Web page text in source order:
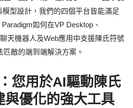
型設計，我們的四個平台皆能滿足
如何在VP Desktop、
天機器人及Web應用中支援陳氏符號
敵的端到端解決方案。
您用於AI驅動陳氏
與優化的強大工具